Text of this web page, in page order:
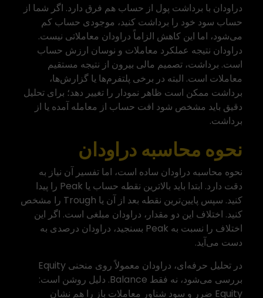
دراودان با برداشت پول از حساب هم فرق دارد. اگر شما از
حساب سود خود را برداشت کنید، موجودی حساب کم
می‌شود، اما این کاهش الزاماً دراودان معاملاتی نیست.
دراودان نتیجه عملکرد معاملات و نوسان ارزش حساب
است. برداشت، تصمیم مالی بیرون از نتیجه مستقیم
معاملات است. البته در برخی پلتفرم‌ها یا گزارش‌ها،
برداشت ممکن است ظاهر نمودار را تغییر دهد؛ برای تحلیل
دقیق باید مشخص شود افت حساب از معامله آمده یا از
برداشت.
نحوه محاسبه دراودان
نحوه محاسبه دراودان ساده است، اما تفسیر آن نیاز به
دقت دارد. ابتدا باید بالاترین نقطه حساب یا Peak را پیدا
کنید. سپس پایین‌ترین نقطه بعد از آن یا Trough را مشخص
کنید. اختلاف این دو مقدار، دراودان مبلغی است. اگر این
اختلاف را نسبت به Peak بسنجید، دراودان درصدی به
دست می‌آید.
در تحلیل حرفه‌ای، دراودان معمولاً روی منحنی Equity
بررسی می‌شود، نه فقط Balance. دلیل روشن است:
Equity ضرر و سود شناور معاملات باز را هم نشان